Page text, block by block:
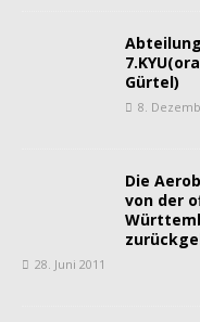
Gürtel)
8.
Die
von der
28. Juni 2011